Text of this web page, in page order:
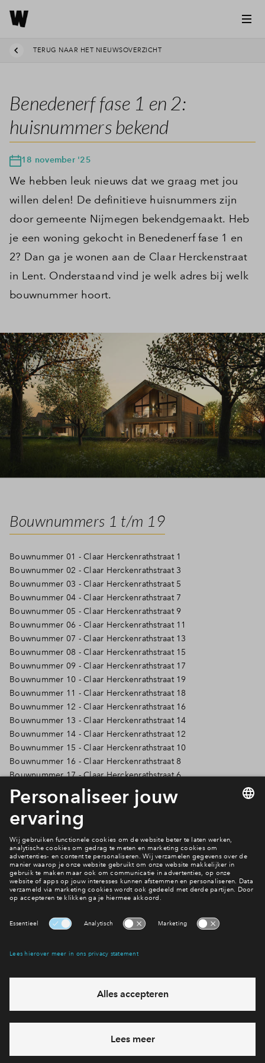
TERUG NAAR HET NIEUWSOVERZICHT
Benedenerf fase 1 en 2:
huisnummers bekend
18 november '25
We hebben leuk nieuws dat we graag met jou
willen delen! De definitieve huisnummers zijn
door gemeente Nijmegen bekendgemaakt. Heb
je een woning gekocht in Benedenerf fase 1 en
2? Dan ga je wonen aan de Claar Herckenstraat
in Lent. Onderstaand vind je welk adres bij welk
bouwnummer hoort.
Bouwnummers 1 t/m 19
Bouwnummer 01 - Claar Herckenrathstraat 1
Bouwnummer 02 - Claar Herckenrathstraat 3
Bouwnummer 03 - Claar Herckenrathstraat 5
Bouwnummer 04 - Claar Herckenrathstraat 7
Bouwnummer 05 - Claar Herckenrathstraat 9
Bouwnummer 06 - Claar Herckenrathstraat 11
Bouwnummer 07 - Claar Herckenrathstraat 13
Bouwnummer 08 - Claar Herckenrathstraat 15
Bouwnummer 09 - Claar Herckenrathstraat 17
Bouwnummer 10 - Claar Herckenrathstraat 19
Bouwnummer 11 - Claar Herckenrathstraat 18
Bouwnummer 12 - Claar Herckenrathstraat 16
Bouwnummer 13 - Claar Herckenrathstraat 14
Bouwnummer 14 - Claar Herckenrathstraat 12
Bouwnummer 15 - Claar Herckenrathstraat 10
Bouwnummer 16 - Claar Herckenrathstraat 8
Bouwnummer 17 - Claar Herckenrathstraat 6
Bouwnummer 18 - Claar Herckenrathstraat 4
Bouwnummer 19 - Claar Herckenrathstraat 2
Actueel woningaanbod
Hiermee blijf je op de hoogte van het belangrijkste nieuws en
Ja, ik wil mij aanmelden
Heb je een vraag en wil je direct antwoord? Bel ons op088
71 22 971
6 dagen per week beschikbaar (behalve tijdens